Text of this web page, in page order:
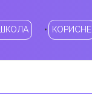
ШКОЛА КОРИСНЕ